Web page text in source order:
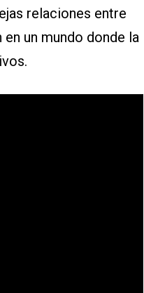
relaciones entre
un mundo donde la